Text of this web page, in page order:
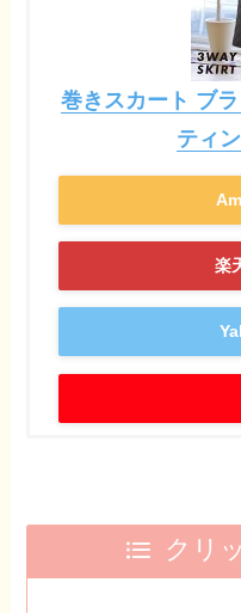
巻きスカート ブ
ティ
楽
クリ